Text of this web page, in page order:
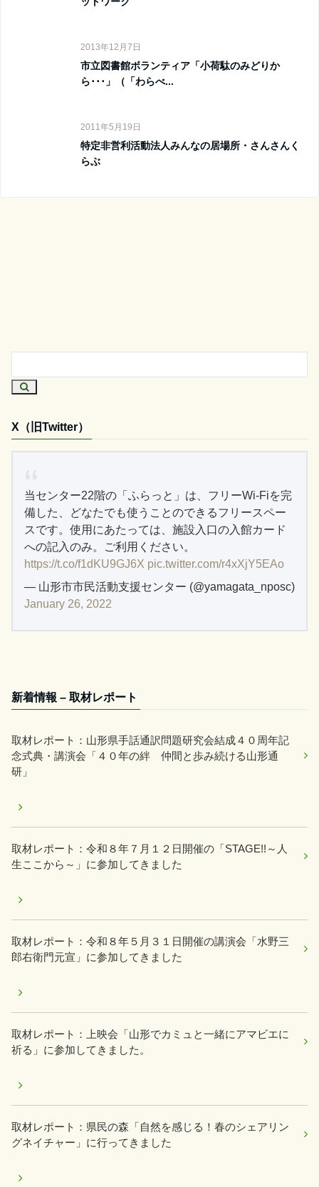
2013年12月7日
市立図書館ボランティア「小荷駄のみどりか
ら･･･」（「わらべ...
2011年5月19日
特定非営利活動法人みんなの居場所・さんさんく
らぶ
X（旧Twitter）
当センター22階の「ふらっと」は、フリーWi-Fiを完
備した、どなたでも使うことのできるフリースペー
スです。使用にあたっては、施設入口の入館カード
への記入のみ。ご利用ください。
https://t.co/f1dKU9GJ6X pic.twitter.com/r4xXjY5EAo
— 山形市市民活動支援センター (@yamagata_nposc)
January 26, 2022
新着情報 – 取材レポート
取材レポート：山形県手話通訳問題研究会結成４０周年記
念式典・講演会「４０年の絆 仲間と歩み続ける山形通
研」
取材レポート：令和８年７月１２日開催の「STAGE!!～人
生ここから～」に参加してきました
取材レポート：令和８年５月３１日開催の講演会「水野三
郎右衛門元宣」に参加してきました
取材レポート：上映会「山形でカミュと一緒にアマビエに
祈る」に参加してきました。
取材レポート：県民の森「自然を感じる！春のシェアリン
グネイチャー」に行ってきました